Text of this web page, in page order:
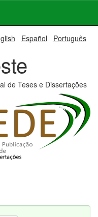
Español Português
de Teses e Dissertações